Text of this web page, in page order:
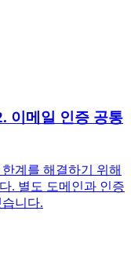
이메일 인증 공통
계를 해결하기 위해
. 별도 도메인과 인증
니다.